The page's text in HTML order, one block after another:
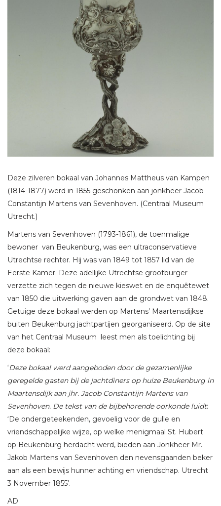
Deze zilveren bokaal van Johannes Mattheus van Kampen
(1814-1877) werd in 1855 geschonken aan jonkheer Jacob
Constantijn Martens van Sevenhoven. (Centraal Museum
Utrecht.)
Martens van Sevenhoven (1793-1861), de toenmalige
bewoner van Beukenburg, was een ultraconservatieve
Utrechtse rechter. Hij was van 1849 tot 1857 lid van de
Eerste Kamer. Deze adellijke Utrechtse grootburger
verzette zich tegen de nieuwe kieswet en de enquêtewet
van 1850 die uitwerking gaven aan de grondwet van 1848.
Getuige deze bokaal werden op Martens’ Maartensdijkse
buiten Beukenburg jachtpartijen georganiseerd. Op de site
van het Centraal Museum leest men als toelichting bij
deze bokaal:
‘Deze bokaal werd aangeboden door de gezamenlijke
geregelde gasten bij de jachtdiners op huize Beukenburg in
Maartensdijk aan jhr. Jacob Constantijn Martens van
Sevenhoven. De tekst van de bijbehorende oorkonde luidt:
‘De ondergeteekenden, gevoelig voor de gulle en
vriendschappelijke wijze, op welke menigmaal St. Hubert
op Beukenburg herdacht werd, bieden aan Jonkheer Mr.
Jakob Martens van Sevenhoven den nevensgaanden beker
aan als een bewijs hunner achting en vriendschap. Utrecht
3 November 1855’.
AD